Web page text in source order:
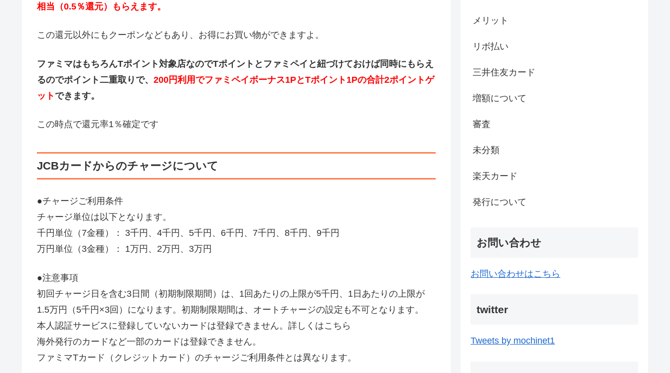
相当（0.5％還元）もらえます。
この還元以外にもクーポンなどもあり、お得にお買い物ができますよ。
ファミマはもちろんTポイント対象店なのでTポイントとファミペイと紐づけておけば同時にもらえ
るのでポイント二重取りで、 200円利用でファミペイボーナス1PとTポイント1Pの合計2ポイントゲ
ット できます。
この時点で還元率1％確定です
JCBカードからのチャージについて
●チャージご利用条件
チャージ単位は以下となります。
千円単位（7金種）： 3千円、4千円、5千円、6千円、7千円、8千円、9千円
万円単位（3金種）： 1万円、2万円、3万円
●注意事項
初回チャージ日を含む3日間（初期制限期間）は、1回あたりの上限が5千円、1日あたりの上限が
1.5万円（5千円×3回）になります。初期制限期間は、オートチャージの設定も不可となります。
本人認証サービスに登録していないカードは登録できません。詳しくはこちら
海外発行のカードなど一部のカードは登録できません。
ファミマTカード（クレジットカード）のチャージご利用条件とは異なります。
メリット
リボ払い
三井住友カード
増額について
審査
未分類
楽天カード
発行について
お問い合わせ
お問い合わせはこちら
twitter
Tweets by mochinet1